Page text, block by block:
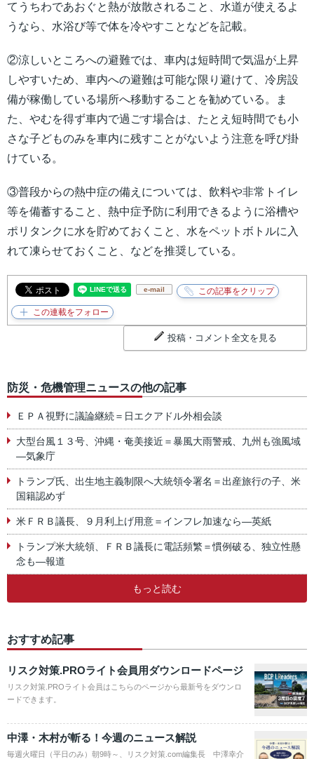
てうちわであおぐと熱が放散されること、水道が使えるよ
うなら、水浴び等で体を冷やすことなどを記載。
②涼しいところへの避難では、車内は短時間で気温が上昇
しやすいため、車内への避難は可能な限り避けて、冷房設
備が稼働している場所へ移動することを勧めている。ま
た、やむを得ず車内で過ごす場合は、たとえ短時間でも小
さな子どものみを車内に残すことがないよう注意を呼び掛
けている。
③普段からの熱中症の備えについては、飲料や非常トイレ
等を備蓄すること、熱中症予防に利用できるように浴槽や
ポリタンクに水を貯めておくこと、水をペットボトルに入
れて凍らせておくこと、などを推奨している。
e-mail
投稿・コメント全文を見る
防災・危機管理ニュースの他の記事
ＥＰＡ視野に議論継続＝日エクアドル外相会談
大型台風１３号、沖縄・奄美接近＝暴風大雨警戒、九州も強風域
―気象庁
トランプ氏、出生地主義制限へ大統領令署名＝出産旅行の子、米
国籍認めず
米ＦＲＢ議長、９月利上げ用意＝インフレ加速なら―英紙
トランプ米大統領、ＦＲＢ議長に電話頻繁＝慣例破る、独立性懸
念も―報道
もっと読む
おすすめ記事
リスク対策.PROライト会員用ダウンロードページ
リスク対策.PROライト会員はこちらのページから最新号をダウンロ
ードできます。
中澤・木村が斬る！今週のニュース解説
毎週火曜日（平日のみ）朝9時～、リスク対策.com編集長 中澤幸介